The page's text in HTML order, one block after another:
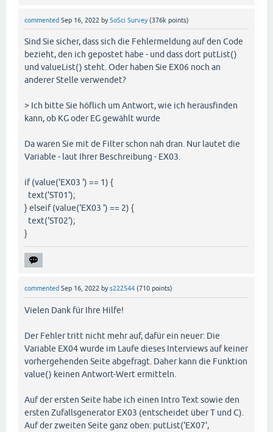
commented Sep 16, 2022 bySoSci Survey (376k points)
Sind Sie sicher, dass sich die Fehlermeldung auf den Code
bezieht, den ich gepostet habe - und dass dort putList()
und valueList() steht. Oder haben Sie EX06 noch an
anderer Stelle verwendet?
> Ich bitte Sie höflich um Antwort, wie ich herausfinden
kann, ob KG oder EG gewählt wurde
Da waren Sie mit de Filter schon nah dran. Nur lautet die
Variable - laut Ihrer Beschreibung - EX03.
if (value('EX03 ') == 1) {
text('ST01');
} elseif (value('EX03 ') == 2) {
text('ST02');
}
commented Sep 16, 2022 bys222544 (710 points)
Vielen Dank für Ihre Hilfe!
Der Fehler tritt nicht mehr auf, dafür ein neuer: Die
Variable EX04 wurde im Laufe dieses Interviews auf keiner
vorhergehenden Seite abgefragt. Daher kann die Funktion
value() keinen Antwort-Wert ermitteln.
Auf der ersten Seite habe ich einen Intro Text sowie den
ersten Zufallsgenerator EX03 (entscheidet über T und C).
Auf der zweiten Seite ganz oben: putList('EX07',